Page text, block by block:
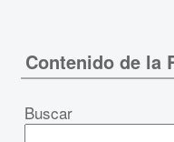
Contenido de la
Buscar